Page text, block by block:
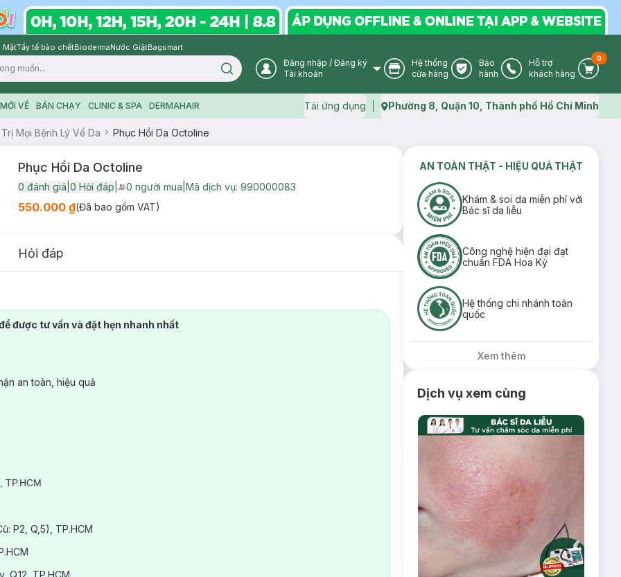
MặtTẩy tế bào chếtBiodermaNước GiặtBagsmart
Search icon User Icon
Đăng nhập / Đăng ký
Tài khoản
Store Icon
Hệ thống
cửa hàng
Warranty Icon
Bảo
hành
Phone Icon
Hỗ trợ
khách hàng
Cart
0
VỀ BÁN CHẠY CLINIC & SPA DERMAHAIR Tải ứng dụng Map icon
Phường 8, Quận 10, Thành phố Hồ Chí Minh
Mọi Bệnh Lý Về Da Phục Hồi Da Octoline
Phục Hồi Da Octoline
0 đánh giá 0 Hỏi đáp User Product Icon
0 người mua Mã dịch vụ: 990000083
550.000 ₫(Đã bao gồm VAT)
Hỏi đáp
được tư vấn và đặt hẹn nhanh nhất
an toàn, hiệu quả
TP.HCM
P2, Q,5), TP.HCM
Q.12, TP.HCM
AN TOÀN THẬT - HIỆU QUẢ THẬT
Khám & soi da miễn phí với
Bác sĩ da liễu
Công nghệ hiện đại đạt
chuẩn FDA Hoa Kỳ
Hệ thống chi nhánh toàn
quốc
Xem thêm
Dịch vụ xem cùng